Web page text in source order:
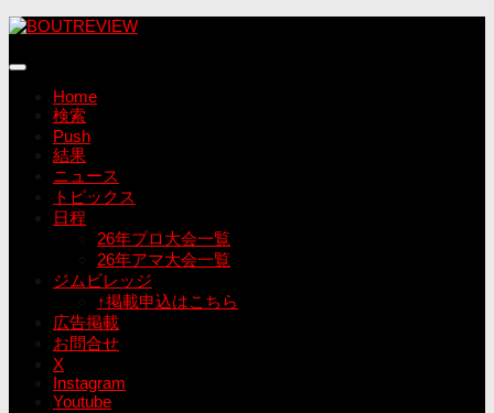
コ
テ
Home
検索
Push
結果
ニュース
トピックス
日程
26年プロ大会一覧
26年アマ大会一覧
ジムビレッジ
↑掲載申込はこちら
広告掲載
お問合せ
X
Instagram
Youtube